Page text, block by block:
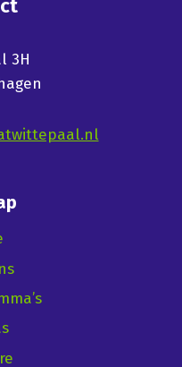
3H